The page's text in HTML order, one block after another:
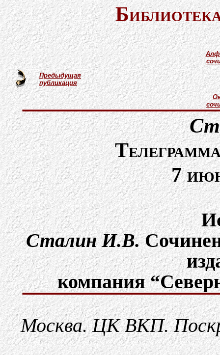
Предыдущая
публикация
7
Сталин И.В.
компания
Москва. ЦК ВКП.